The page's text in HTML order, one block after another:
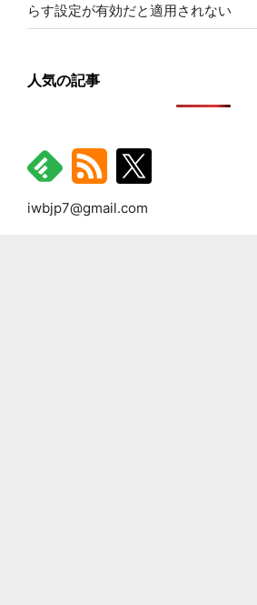
らす設定が有効だと適用されない
人気の記事
iwbjp7@gmail.com